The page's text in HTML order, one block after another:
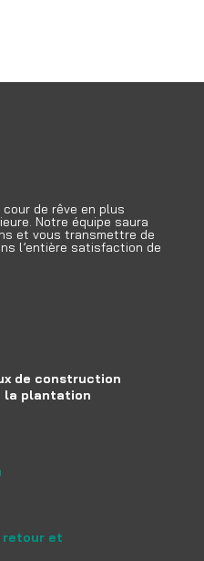
de rêve en plus
Notre équipe saura
et vous transmettre de
l’entière satisfaction de
de construction
la plantation
retour et